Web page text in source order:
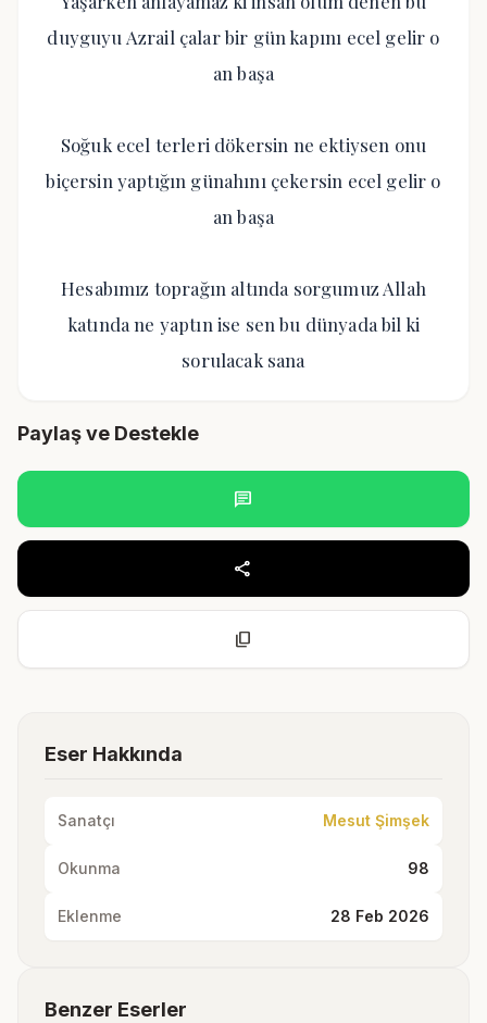
duyguyu Azrail çalar bir gün kapını ecel gelir o
an başa
Soğuk ecel terleri dökersin ne ektiysen onu
biçersin yaptığın günahını çekersin ecel gelir o
an başa
Hesabımız toprağın altında sorgumuz Allah
katında ne yaptın ise sen bu dünyada bil ki
sorulacak sana
Paylaş ve Destekle
chat
share
content_copy
Eser Hakkında
Sanatçı Mesut Şimşek
Okunma 98
Eklenme 28 Feb 2026
Benzer Eserler